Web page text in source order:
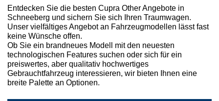
Entdecken Sie die besten Cupra Other Angebote in
Schneeberg und sichern Sie sich Ihren Traumwagen.
Unser vielfältiges Angebot an Fahrzeugmodellen lässt fast
keine Wünsche offen.
Ob Sie ein brandneues Modell mit den neuesten
technologischen Features suchen oder sich für ein
preiswertes, aber qualitativ hochwertiges
Gebrauchtfahrzeug interessieren, wir bieten Ihnen eine
breite Palette an Optionen.